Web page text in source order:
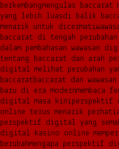
berkembangmengulas
yang lebih luasdi balik
menarik untuk dicermati
baccarat di tengah
dalam pembahasan wawasan
tentang baccarat dan arah
digital melihat perubahan
baccaratbaccarat dan
baru di era modernmembaca
digital masa kiniperspektif
online terus menarik
perspektif digital yang
digital kasino online
berubahmengapa perspektif